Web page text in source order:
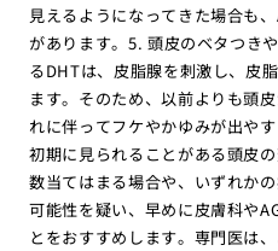
見えるようになってきた場合も
があります。5. 頭皮のベタつき
るDHTは、皮脂腺を刺激し、皮
ます。そのため、以前よりも頭
れに伴ってフケやかゆみが出や
初期に見られることがある頭皮
数当てはまる場合や、いずれか
可能性を疑い、早めに皮膚科や
とをおすすめします。専門医は